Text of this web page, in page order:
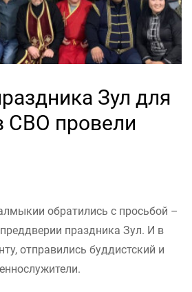
Зул для
СВО провели
обратились с просьбой –
праздника Зул. И в
отправились буддистский и